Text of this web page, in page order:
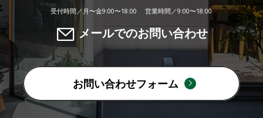
受付時間／月〜金9:00〜18:00 営業時間／9:00〜18:00
メールでのお問い合わせ
お問い合わせフォーム